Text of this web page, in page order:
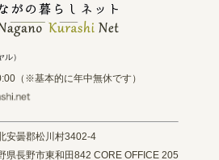
）
（※基本的に年中無休です）
安曇郡松川村3402-4
県長野市東和田842 CORE OFFICE 205